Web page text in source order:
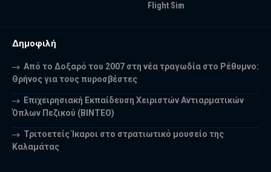
Flight Sim
Δημοφιλή
Από το Δοξαρό του 2007 στη νέα τραγωδία στο Ρέθυμνο:
Θρήνος για τους πυροσβέστες
Επιχειρησιακή Εκπαίδευση Χειριστών Αντιαρματικών
Όπλων Πεζικού (ΒΙΝΤΕΟ)
Τριτοετείς Ίκαροι στο στρατιωτικό μουσείο της
Καλαμάτας